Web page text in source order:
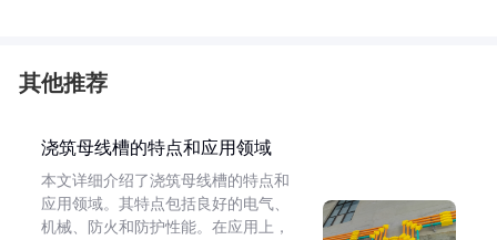
其他推荐
浇筑母线槽的特点和应用领域
本文详细介绍了浇筑母线槽的特点和
应用领域。其特点包括良好的电气、
机械、防火和防护性能。在应用上，